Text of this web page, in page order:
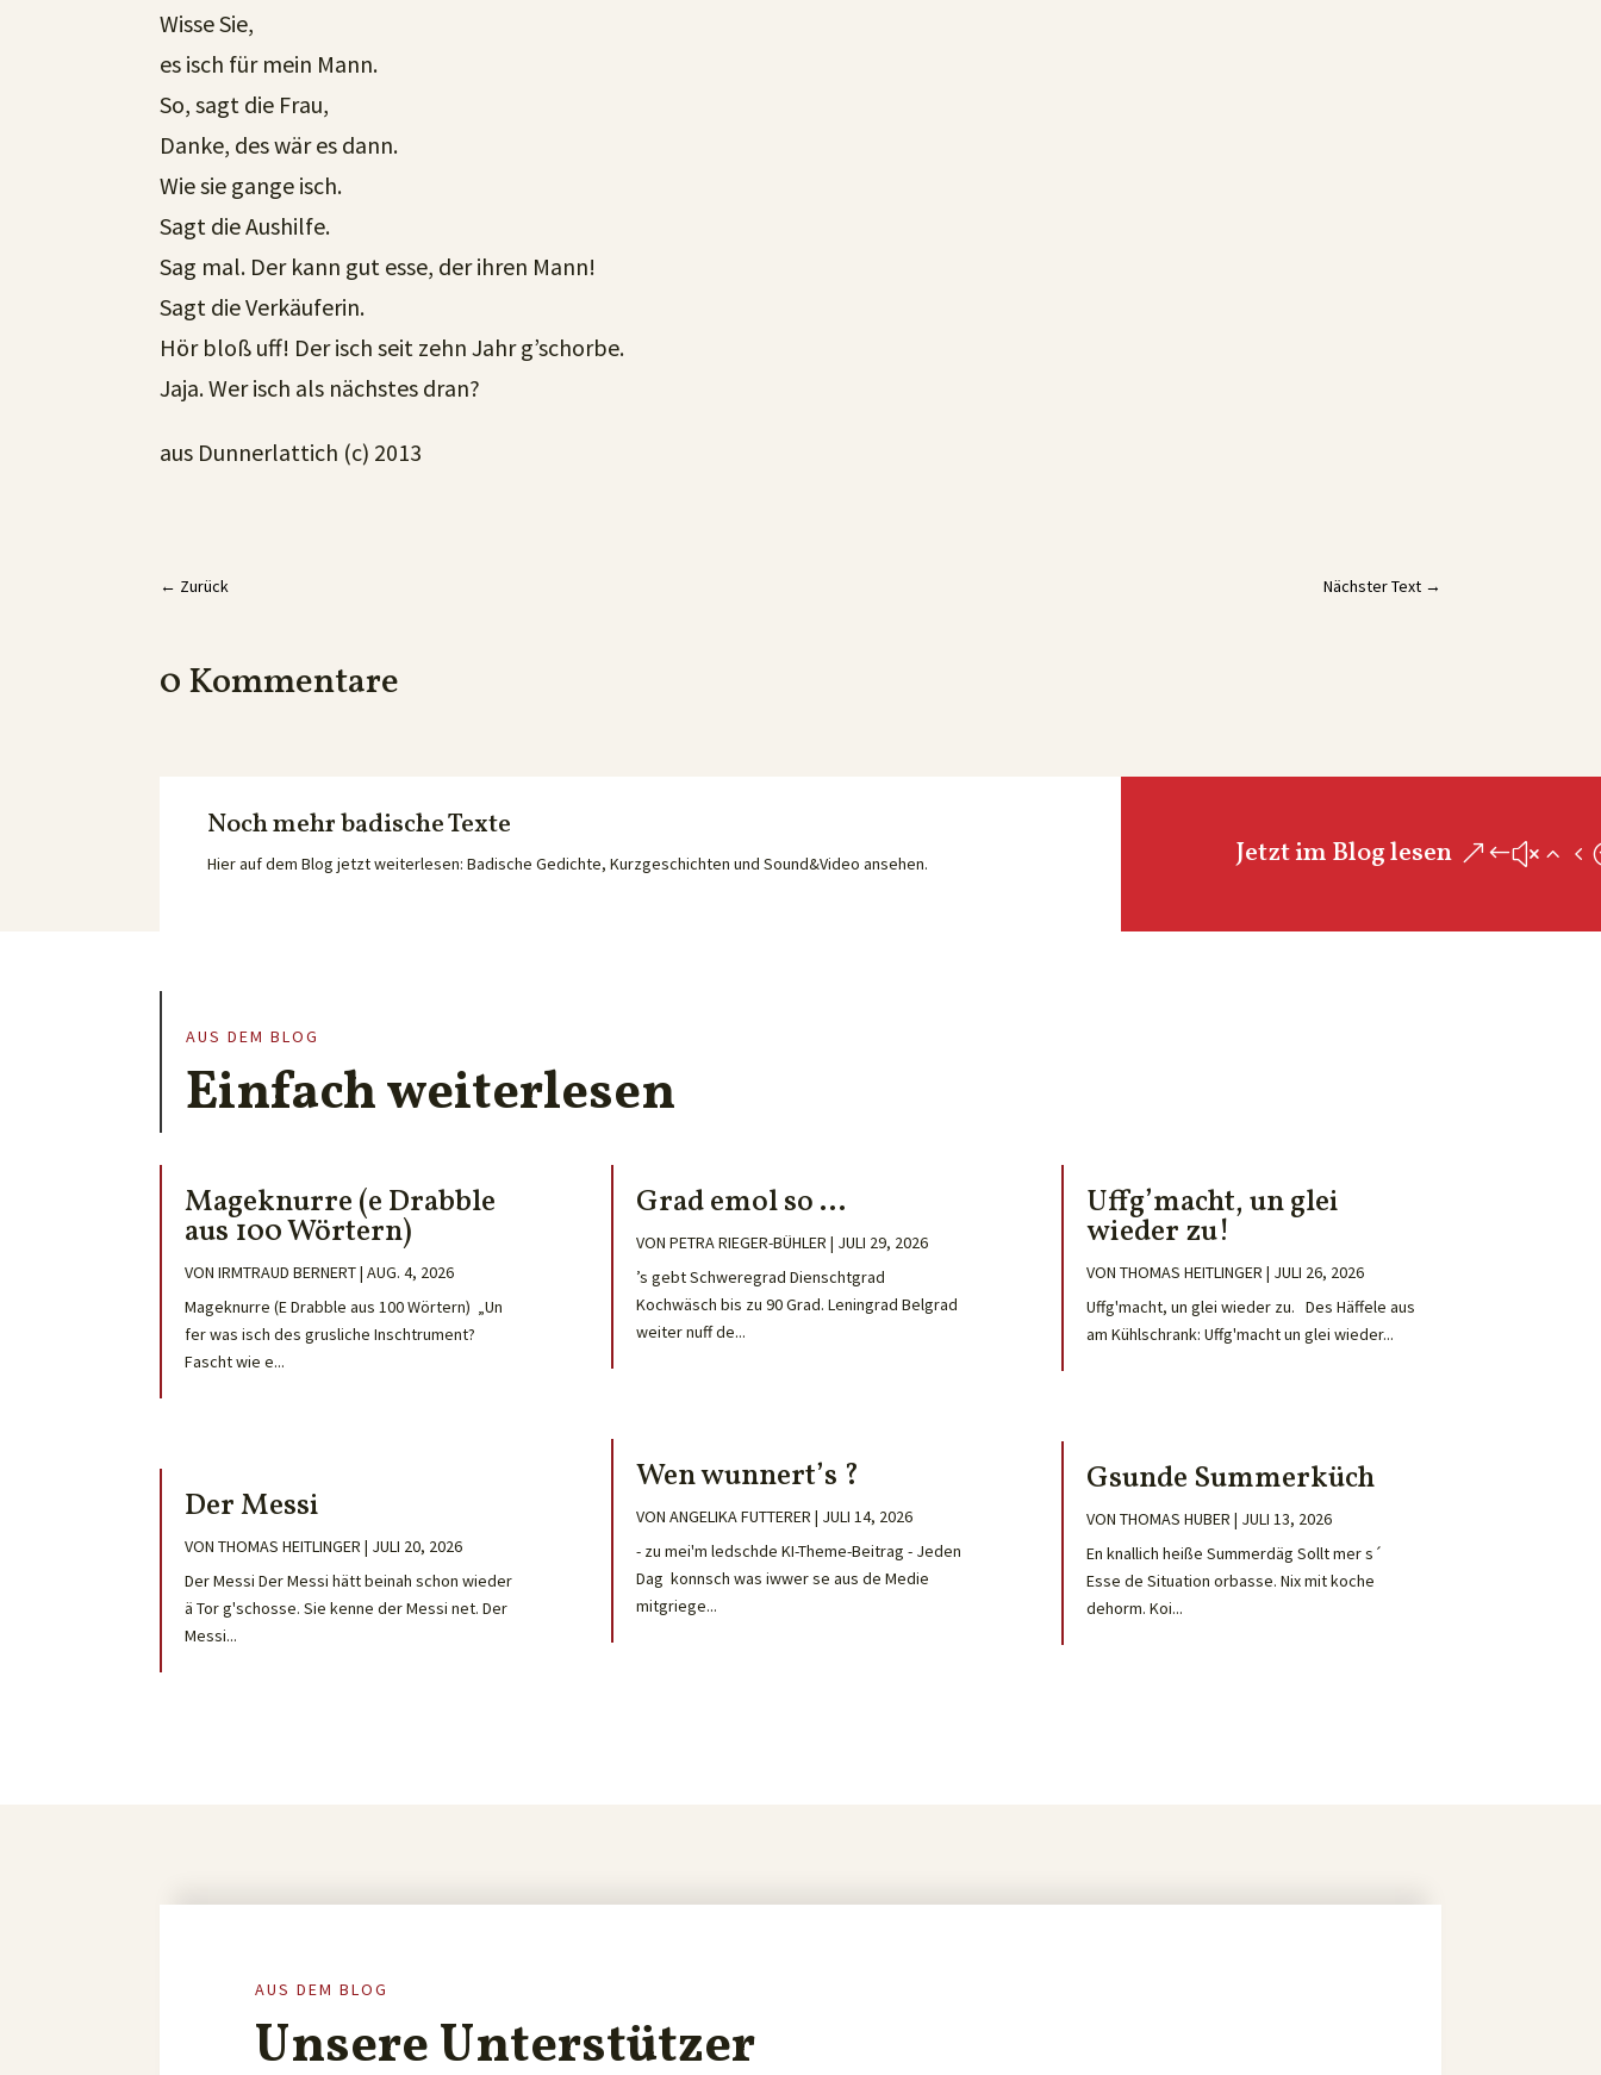
Wisse Sie,
es isch für mein Mann.
So, sagt die Frau,
Danke, des wär es dann.
Wie sie gange isch.
Sagt die Aushilfe.
Sag mal. Der kann gut esse, der ihren Mann!
Sagt die Verkäuferin.
Hör bloß uff! Der isch seit zehn Jahr g’schorbe.
Jaja. Wer isch als nächstes dran?
aus Dunnerlattich (c) 2013
← Zurück Nächster Text→
0 Kommentare
Noch mehr badische Texte
Hier auf dem Blog jetzt weiterlesen: Badische Gedichte, Kurzgeschichten und Sound&Video ansehen. Jetzt im Blog lesen
AUS DEM BLOG
Einfach weiterlesen
Mageknurre (e Drabble
aus 100 Wörtern)
VONIRMTRAUD BERNERT|AUG. 4, 2026
Mageknurre (E Drabble aus 100 Wörtern) „Un
fer was isch des grusliche Inschtrument?
Fascht wie e...
Der Messi
VONTHOMAS HEITLINGER | JULI 20, 2026
Der Messi Der Messi hätt beinah schon wieder
ä Tor g'schosse. Sie kenne der Messi net. Der
Messi...
Grad emol so …
VON PETRA RIEGER-BÜHLER | JULI 29, 2026
’s gebt Schweregrad Dienschtgrad
Kochwäsch bis zu 90 Grad. Leningrad Belgrad
weiter nuff de...
Wen wunnert’s ?
VON ANGELIKA FUTTERER | JULI 14, 2026
- zu mei'm ledschde KI-Theme-Beitrag - Jeden
Dag konnsch was iwwer se aus de Medie
mitgriege...
Uffg’macht, un glei
wieder zu!
VON THOMAS HEITLINGER | JULI 26, 2026
Uffg'macht, un glei wieder zu. Des Häffele aus
am Kühlschrank: Uffg'macht un glei wieder...
Gsunde Summerküch
VON THOMAS HUBER | JULI 13, 2026
En knallich heiße Summerdäg Sollt mer s´
Esse de Situation orbasse. Nix mit koche
dehorm. Koi...
AUS DEM BLOG
Unsere Unterstützer